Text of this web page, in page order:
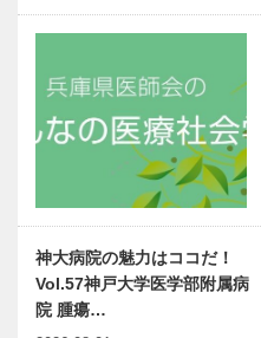
神大病院の魅力はココだ！
Vol.57神戸大学医学部附属病
院 腫瘍…